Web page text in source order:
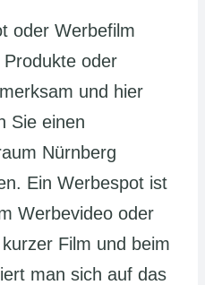
oder Werbefilm
oder
und hier
Sie einen
Nürnberg
Ein Werbespot ist
Werbevideo oder
Film und beim
man sich auf das